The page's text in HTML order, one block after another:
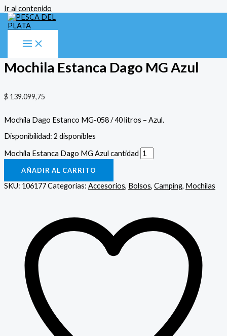
Ir al contenido
Accesorios,
Mochila Estanca Dago MG Azul
$ 139.099,75
Mochila Dago Estanco MG-058 / 40 litros – Azul.
Disponibilidad: 2 disponibles
Mochila Estanca Dago MG Azul cantidad
AÑADIR AL CARRITO
SKU: 106177Categorías: Accesorios, Bolsos, Camping, Mochilas